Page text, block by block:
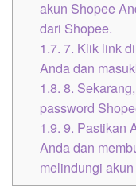
akun Shopee
dari Shopee.
1.7. 7. Klik link
Anda dan
1.8. 8.
password
1.9. 9. Pastikan
Anda dan
melindungi